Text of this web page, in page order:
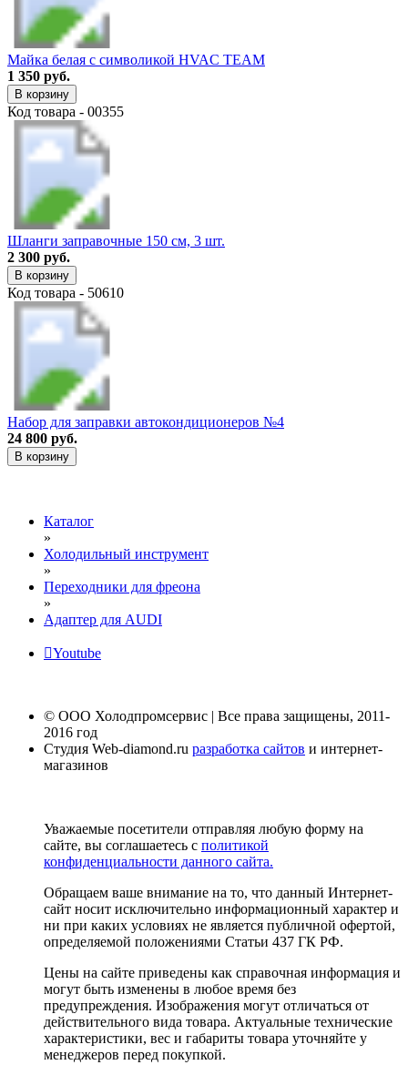
Майка белая с символикой HVAC TEAM
1 350 руб.
В корзину
Код товара - 00355
Шланги заправочные 150 см, 3 шт.
2 300 руб.
В корзину
Код товара - 50610
Набор для заправки автокондиционеров №4
24 800 руб.
В корзину
Каталог
»
Холодильный инструмент
»
Переходники для фреона
»
Адаптер для AUDI
Youtube
© ООО Холодпромсервис | Все права защищены, 2011-
2016 год
Студия Web-diamond.ru разработка сайтов и интернет-
магазинов
Уважаемые посетители отправляя любую форму на
сайте, вы соглашаетесь с политикой
конфиденциальности данного сайта.
Обращаем ваше внимание на то, что данный Интернет-
сайт носит исключительно информационный характер и
ни при каких условиях не является публичной офертой,
определяемой положениями Статьи 437 ГК РФ.
Цены на сайте приведены как справочная информация и
могут быть изменены в любое время без
предупреждения. Изображения могут отличаться от
действительного вида товара. Актуальные технические
характеристики, вес и габариты товара уточняйте у
менеджеров перед покупкой.